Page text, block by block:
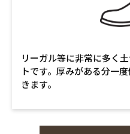
リーガル等に非常に多く
トです。厚みがある分一
きます。